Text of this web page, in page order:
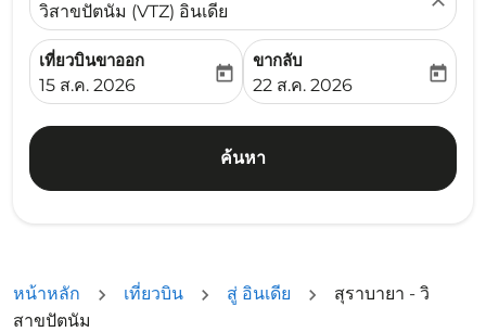
วิสาขปัตนัม (VTZ) อินเดีย
เที่ยวบินขาออก
fc-booking-departure-date-aria-label
15 ส.ค. 2026
today
ขากลับ
fc-booking-return-date-
22 ส.ค. 2026
today
ค้นหา
หน้าหลัก เที่ยวบิน สู่ อินเดีย
สุราบายา - วิ
สาขปัตนัม